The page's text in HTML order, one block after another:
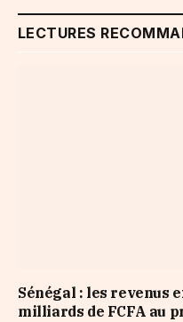
LECTURES
Sénégal : les revenus
milliards de FCFA au